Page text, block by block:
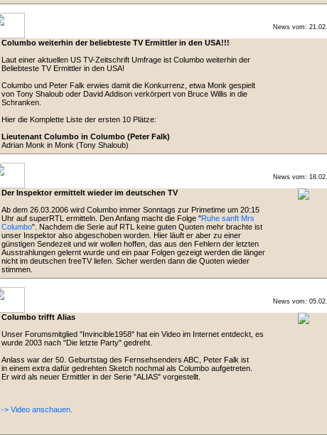
News vom:
Columbo weiterhin der beliebteste TV Ermittler in den USA!!!
Laut einer aktuellen US TV-Zeitschrift Umfrage ist Columbo weiterhin der
Beliebteste TV Ermittler in den USA!
Columbo und Peter Falk erwies damit die Konkurrenz, etwa Monk gespielt
von Tony Shaloub oder David Addison verkörpert von Bruce Willis in die
Schranken.
Hier die Komplette Liste der ersten 10 Plätze:
Lieutenant Columbo in Columbo (Peter Falk)
Adrian Monk in Monk (Tony Shaloub)
News vom:
Der Inspektor ermittelt wieder im deutschen TV
Ab dem 26.03.2006 wird Columbo immer Sonntags zur Primetime um 20:15
Uhr auf superRTL ermitteln. Den Anfang macht die Folge "Ruhe sanft Mrs
Columbo". Nachdem die Serie auf RTL keine guten Quoten mehr brachte ist
unser Inspektor also abgeschoben worden. Hier läuft er aber zu einer
günstigen Sendezeit und wir wollen hoffen, das aus den Fehlern der letzten
Ausstrahlungen gelernt wurde und ein paar Folgen gezeigt werden die länger
nicht im deutschen freeTV liefen. Sicher werden dann die Quoten wieder
stimmen.
News vom:
Columbo trifft Alias
Unser Forumsmitglied "Invincible1958" hat ein Video im Internet entdeckt, es
wurde 2003 nach "Die letzte Party" gedreht.
Anlass war der 50. Geburtstag des Fernsehsenders ABC, Peter Falk ist
in einem extra dafür gedrehten Sketch nochmal als Columbo aufgetreten.
Er wird als neuer Ermittler in der Serie "ALIAS" vorgestellt.
-> Video anschauen.